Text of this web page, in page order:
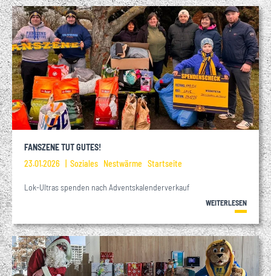
FANSZENE TUT GUTES!
23.01.2026
Soziales Nestwärme Startseite
Lok-Ultras spenden nach Adventskalenderverkauf
WEITERLESEN